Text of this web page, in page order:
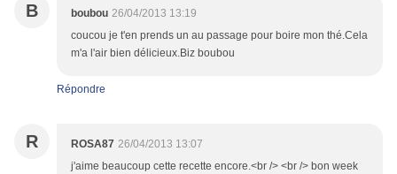
B boubou 26/04/2013 13:19
coucou je t'en prends un au passage pour boire mon thé.Cela
m'a l'air bien délicieux.Biz boubou
Répondre
R ROSA87 26/04/2013 13:07
j'aime beaucoup cette recette encore.<br /> <br /> bon week